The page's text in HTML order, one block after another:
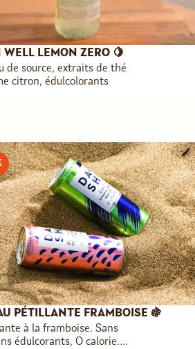
WELL LEMON ZERO 🍋
de source, extraits de thé
citron, édulcolorants
PÉTILLANTE FRAMBOISE 🍇
à la framboise. Sans
édulcorants, O calorie.